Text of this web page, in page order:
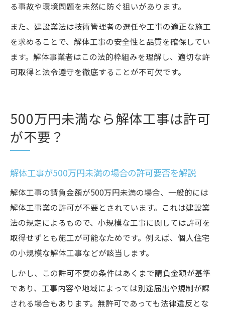
る事故や環境問題を未然に防ぐ狙いがあります。
また、建設業法は技術管理者の選任や工事の適正な施工
を求めることで、解体工事の安全性と品質を確保してい
ます。解体事業者はこの法的枠組みを理解し、適切な許
可取得と法令遵守を徹底することが不可欠です。
500万円未満なら解体工事は許可
が不要？
解体工事が500万円未満の場合の許可要否を解説
解体工事の請負金額が500万円未満の場合、一般的には
解体工事業の許可が不要とされています。これは建設業
法の規定によるもので、小規模な工事に関しては許可を
取得せずとも施工が可能なためです。例えば、個人住宅
の小規模な解体工事などが該当します。
しかし、この許可不要の条件はあくまで請負金額が基準
であり、工事内容や地域によっては別途届出や規制が課
される場合もあります。無許可であっても法律違反とな